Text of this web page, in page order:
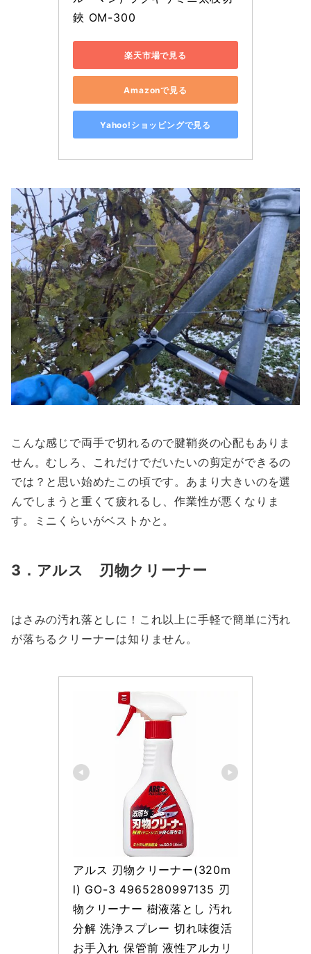
鋏 OM-300
楽天市場で見る
Amazonで見る
Yahoo!ショッピングで見る
こんな感じで両手で切れるので腱鞘炎の心配もありま
せん。むしろ、これだけでだいたいの剪定ができるの
では？と思い始めたこの頃です。あまり大きいのを選
んでしまうと重くて疲れるし、作業性が悪くなりま
す。ミニくらいがベストかと。
3．アルス 刃物クリーナー
はさみの汚れ落としに！これ以上に手軽で簡単に汚れ
が落ちるクリーナーは知りません。
アルス 刃物クリーナー(320m
l) GO-3 4965280997135 刃
物クリーナー 樹液落とし 汚れ
分解 洗浄スプレー 切れ味復活
お手入れ 保管前 液性アルカリ